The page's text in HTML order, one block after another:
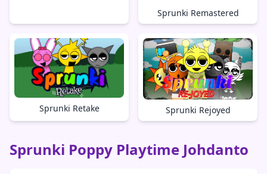
Sprunki Remastered
Sprunki Retake Sprunki Rejoyed
Sprunki Poppy Playtime Johdanto